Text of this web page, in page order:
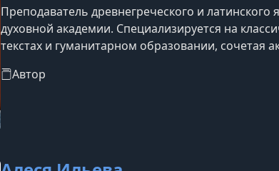
Преподаватель древнегреческого и латинского
духовной академии. Специализируется на
текстах и гуманитарном образовании, сочетая
Автор